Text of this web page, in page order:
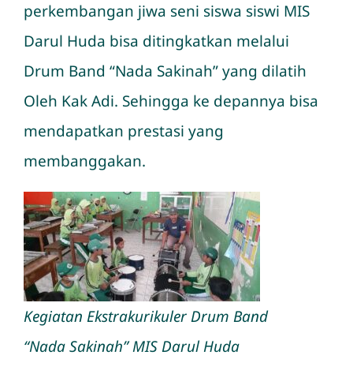
perkembangan jiwa seni siswa siswi MIS
Darul Huda bisa ditingkatkan melalui
Drum Band “Nada Sakinah” yang dilatih
Oleh Kak Adi. Sehingga ke depannya bisa
mendapatkan prestasi yang
membanggakan.
Kegiatan Ekstrakurikuler Drum Band
“Nada Sakinah” MIS Darul Huda